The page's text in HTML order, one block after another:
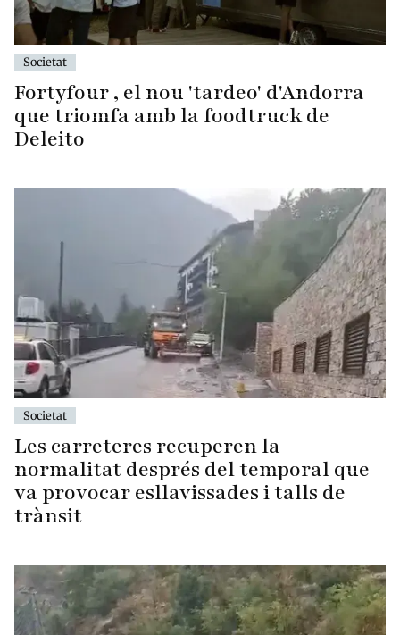
Societat
Fortyfour , el nou 'tardeo' d'Andorra
que triomfa amb la foodtruck de
Deleito
Societat
Les carreteres recuperen la
normalitat després del temporal que
va provocar esllavissades i talls de
trànsit